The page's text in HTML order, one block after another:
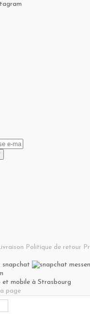
Politique de retour
snapchat
page